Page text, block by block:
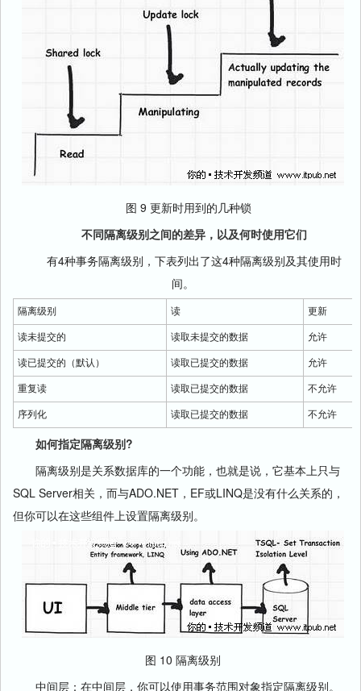
图 9 更新时用到的几种锁
不同隔离级别之间的差异，以及何时使用它们
有4种事务隔离级别，下表列出了这4种隔离级别及其使用时
间。
隔离级别 读 更新
读未提交的 读取未提交的数据 允许
读已提交的（默认） 读取已提交的数据 允许
重复读 读取已提交的数据 不允许
序列化 读取已提交的数据 不允许
如何指定隔离级别?
隔离级别是关系数据库的一个功能，也就是说，它基本上只与
SQL Server相关，而与ADO.NET，EF或LINQ是没有什么关系的，
但你可以在这些组件上设置隔离级别。
图 10 隔离级别
中间层：在中间层，你可以使用事务范围对象指定隔离级别。